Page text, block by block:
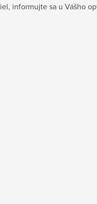
informujte sa u Vášho